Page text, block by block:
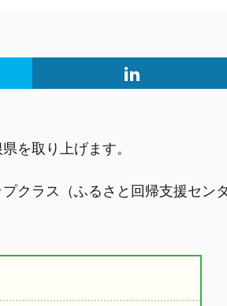
を取り上げます。
クラス（ふるさと回帰支援センタ